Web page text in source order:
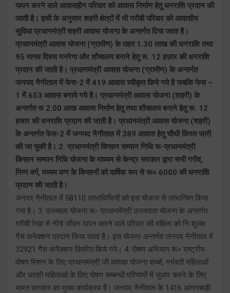
यापन करने वाले आवासहीन परिवार को आवास निर्माण हेतु धनराशि प्रदान की
जाती है। इसी के अनुसार शहरी क्षेत्रों में भी गरीबी परिवार को आवासीय
सुविधा प्रधानमंत्री शहरी आवास योजना के अन्तर्गत दिया जाता है।
प्रधानमंत्री आवास योजना (ग्रामीण) के तहत 1.30 लाख की धनराशि तथा
95 मानव दिवस मनरेगा और शौचालय बनाने हेतु रू. 12 हज़ार की धनराशि
प्रदान की जाती है। प्रधानमंत्री आवास योजना (ग्रामीण) के अन्तर्गत
जनपद नैनीताल में फेस-2 में 419 आवास स्वीकृत किये गये है जबकि फेस –
1 में 653 आवास बनाये गये है। प्रधानमंत्री आवास योजना (शहरी) के
अन्तर्गत रू 2.00 लाख आवास निर्माण हेतु तथा शौचालय बनाने हेतु रू. 12
हजार की धनराशि प्रदान की जाती है। प्रधानमंत्री आवास योजना (शहरी)
के अन्तर्गत फेस-2 में जनपद नैनीताल में 389 आवास हेतु चौथी किस्त जारी
की जा चुकी है। 2. प्रधानमंत्री किसान सम्मान निधि रू-प्रधानमंत्री
किसान सम्मान निधि योजना के माध्यम से केन्द्र सरकार द्वारा सभी गरीव,
निम्न वर्ग, मध्यम वग्ग के किसानों को वार्षिक रूप से रू० 6000 की धनराशि
प्रदान की जाती है।
जनपद नैनीताल में 58110 लाभाथिथियों को इस योजना से लाभान्वित किया
गया है। 3. उज्ज्वला योजना रू- प्रधानमेंत्री उज्जवला योजना के अन्तर्गत
गरीबी रेखा से नीचे जीवन यापन करने वाले परिवार की महिला को निःशुल्क
गैस कनेक्शन प्रदान किया जाता है। इस योजना अन्तर्गत जनपद नैनीताल में
32921 गैस कनैक्शन वितरित किये गये। 4. पोषण अभियान रू= राष्ट्रीय
पोषण मिशन के लिए प्रधानमंत्री जी व्यापक योजना बच्चों, गर्भवती महिलाओं
और धात्री महिलाओं के लिए पोषण सम्बन्धी परिणामों में सुधार करने के लिए
भारत सरकार का मुख्य कार्यक्रम है। जनपद नैनीताल के 1416 आंगनबाड़ी